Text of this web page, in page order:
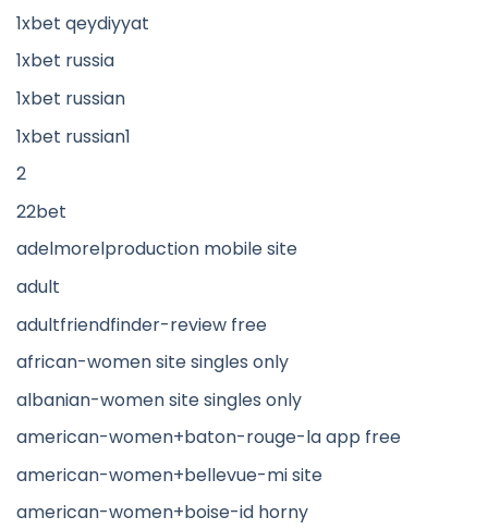
1xbet qeydiyyat
1xbet russia
1xbet russian
1xbet russian1
2
22bet
adelmorelproduction mobile site
adult
adultfriendfinder-review free
african-women site singles only
albanian-women site singles only
american-women+baton-rouge-la app free
american-women+bellevue-mi site
american-women+boise-id horny